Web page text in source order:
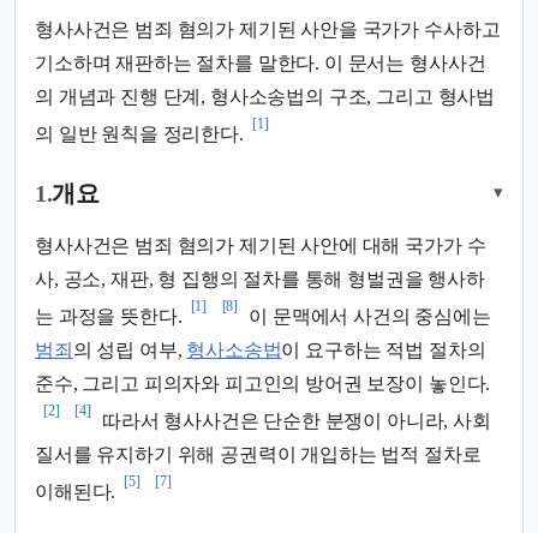
형사사건은 범죄 혐의가 제기된 사안을 국가가 수사하고
기소하며 재판하는 절차를 말한다. 이 문서는 형사사건
의 개념과 진행 단계, 형사소송법의 구조, 그리고 형사법
의 일반 원칙을 정리한다.
[1]
1.개요 ▾
형사사건은 범죄 혐의가 제기된 사안에 대해 국가가 수
사, 공소, 재판, 형 집행의 절차를 통해 형벌권을 행사하
는 과정을 뜻한다.
[1] [8]
이 문맥에서 사건의 중심에는
범죄 의 성립 여부, 형사소송법이 요구하는 적법 절차의
준수, 그리고 피의자와 피고인의 방어권 보장이 놓인다.
[2] [4]
따라서 형사사건은 단순한 분쟁이 아니라, 사회
질서를 유지하기 위해 공권력이 개입하는 법적 절차로
이해된다.
[5] [7]